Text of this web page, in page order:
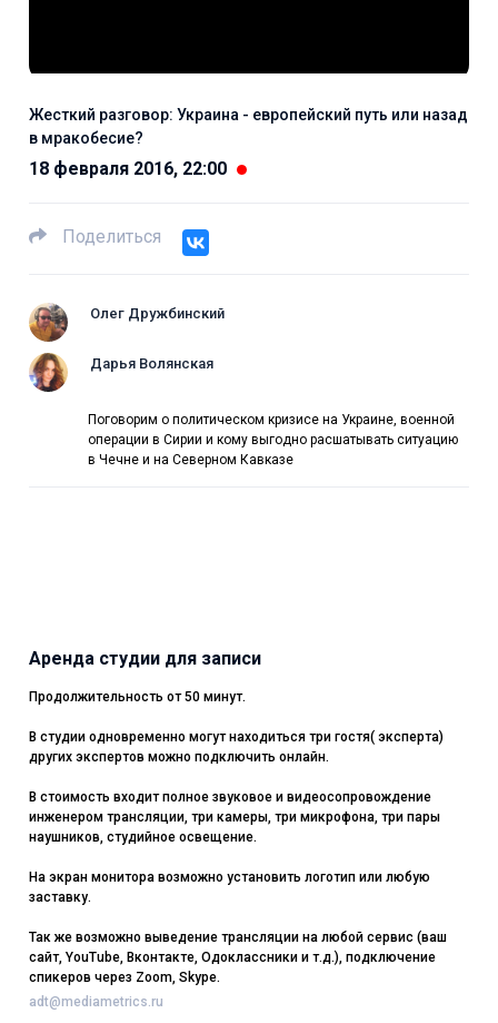
Жесткий разговор: Украина - европейский путь или назад
в мракобесие?
18 февраля 2016, 22:00
Поделиться
Олег Дружбинский
Дарья Волянская
Поговорим о политическом кризисе на Украине, военной
операции в Сирии и кому выгодно расшатывать ситуацию
в Чечне и на Северном Кавказе
Аренда студии для записи
Продолжительность от 50 минут.
В студии одновременно могут находиться три гостя( эксперта)
других экспертов можно подключить онлайн.
В стоимость входит полное звуковое и видеосопровождение
инженером трансляции, три камеры, три микрофона, три пары
наушников, студийное освещение.
На экран монитора возможно установить логотип или любую
заставку.
Так же возможно выведение трансляции на любой сервис (ваш
сайт, YouTube, Вконтакте, Одоклассники и т.д.), подключение
спикеров через Zoom, Skype.
adt@mediametrics.ru